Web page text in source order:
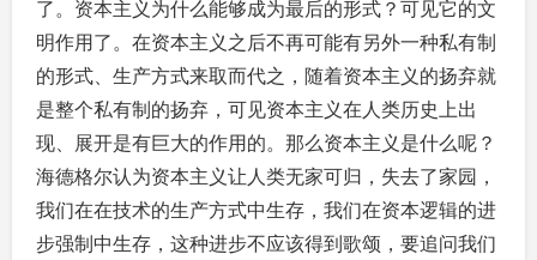
了。资本主义为什么能够成为最后的形式？可见它的文
明作用了。在资本主义之后不再可能有另外一种私有制
的形式、生产方式来取而代之，随着资本主义的扬弃就
是整个私有制的扬弃，可见资本主义在人类历史上出
现、展开是有巨大的作用的。那么资本主义是什么呢？
海德格尔认为资本主义让人类无家可归，失去了家园，
我们在在技术的生产方式中生存，我们在资本逻辑的进
步强制中生存，这种进步不应该得到歌颂，要追问我们